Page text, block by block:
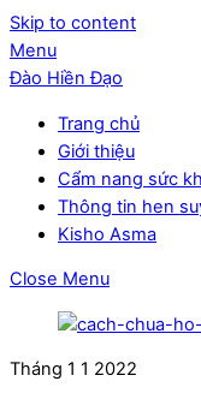
Skip to content
Menu
Đào Hiền Đạo
Trang chủ
Giới thiệu
Cẩm nang sức
Thông tin hen
Kisho Asma
Close Menu
Tháng 1 1 2022